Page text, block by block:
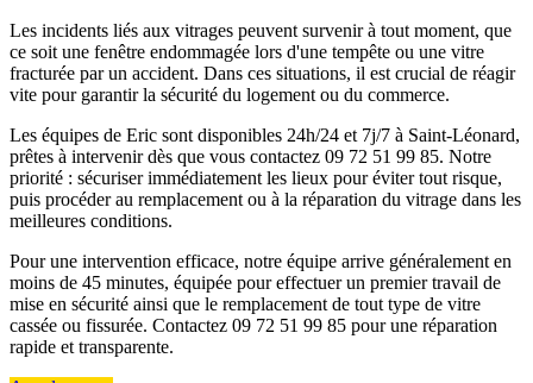
Les incidents liés aux vitrages peuvent survenir à tout moment, que
ce soit une fenêtre endommagée lors d'une tempête ou une vitre
fracturée par un accident. Dans ces situations, il est crucial de réagir
vite pour garantir la sécurité du logement ou du commerce.
Les équipes de Eric sont disponibles 24h/24 et 7j/7 à Saint-Léonard,
prêtes à intervenir dès que vous contactez 09 72 51 99 85. Notre
priorité : sécuriser immédiatement les lieux pour éviter tout risque,
puis procéder au remplacement ou à la réparation du vitrage dans les
meilleures conditions.
Pour une intervention efficace, notre équipe arrive généralement en
moins de 45 minutes, équipée pour effectuer un premier travail de
mise en sécurité ainsi que le remplacement de tout type de vitre
cassée ou fissurée. Contactez 09 72 51 99 85 pour une réparation
rapide et transparente.